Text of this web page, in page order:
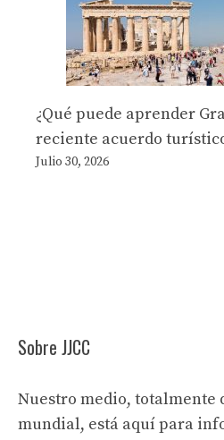
¿Qué puede aprender
reciente acuerdo
Julio 30, 2026
Sobre JJCC
Nuestro medio, totalmente
mundial, está aquí para